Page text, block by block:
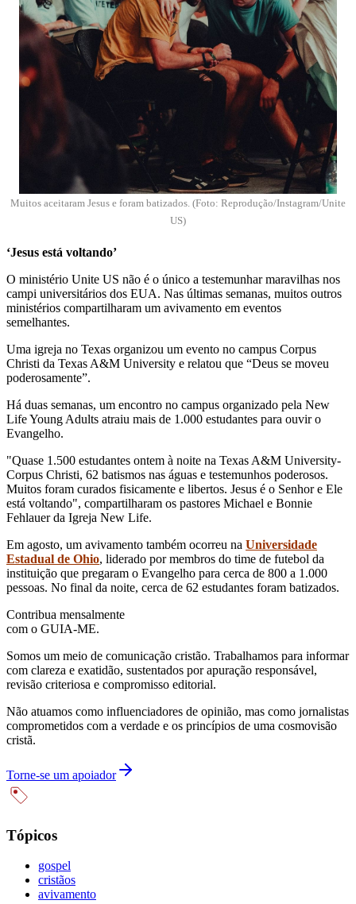
Muitos aceitaram Jesus e foram batizados. (Foto: Reprodução/Instagram/Unite
US)
‘Jesus está voltando’
O ministério Unite US não é o único a testemunhar maravilhas nos
campi universitários dos EUA. Nas últimas semanas, muitos outros
ministérios compartilharam um avivamento em eventos
semelhantes.
Uma igreja no Texas organizou um evento no campus Corpus
Christi da Texas A&M University e relatou que “Deus se moveu
poderosamente”.
Há duas semanas, um encontro no campus organizado pela New
Life Young Adults atraiu mais de 1.000 estudantes para ouvir o
Evangelho.
"Quase 1.500 estudantes ontem à noite na Texas A&M University-
Corpus Christi, 62 batismos nas águas e testemunhos poderosos.
Muitos foram curados fisicamente e libertos. Jesus é o Senhor e Ele
está voltando", compartilharam os pastores Michael e Bonnie
Fehlauer da Igreja New Life.
Em agosto, um avivamento também ocorreu na Universidade
Estadual de Ohio, liderado por membros do time de futebol da
instituição que pregaram o Evangelho para cerca de 800 a 1.000
pessoas. No final da noite, cerca de 62 estudantes foram batizados.
Contribua mensalmente
com o GUIA-ME.
Somos um meio de comunicação cristão. Trabalhamos para informar
com clareza e exatidão, sustentados por apuração responsável,
revisão criteriosa e compromisso editorial.
Não atuamos como influenciadores de opinião, mas como jornalistas
comprometidos com a verdade e os princípios de uma cosmovisão
cristã.
Torne-se um apoiador
Tópicos
gospel
cristãos
avivamento